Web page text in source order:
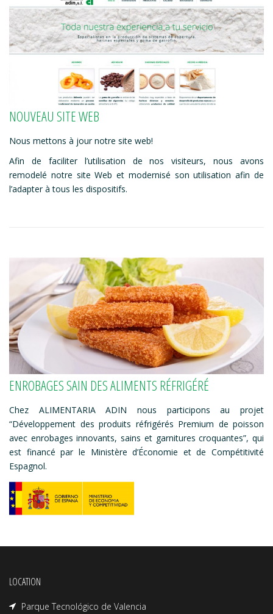
NOUVEAU SITE WEB
Nous mettons à jour notre site web!
Afin de faciliter l’utilisation de nos visiteurs, nous avons
remodelé notre site Web et modernisé son utilisation afin de
l’adapter à tous les dispositifs.
ENROBAGES SAIN DES ALIMENTS RÉFRIGÉRÉ
Chez ALIMENTARIA ADIN nous participons au projet
“Développement des produits réfrigérés Premium de poisson
avec enrobages innovants, sains et garnitures croquantes”, qui
est financé par le Ministère d’Économie et de Compétitivité
Espagnol.
LOCATION
Parque Tecnológico de Valencia